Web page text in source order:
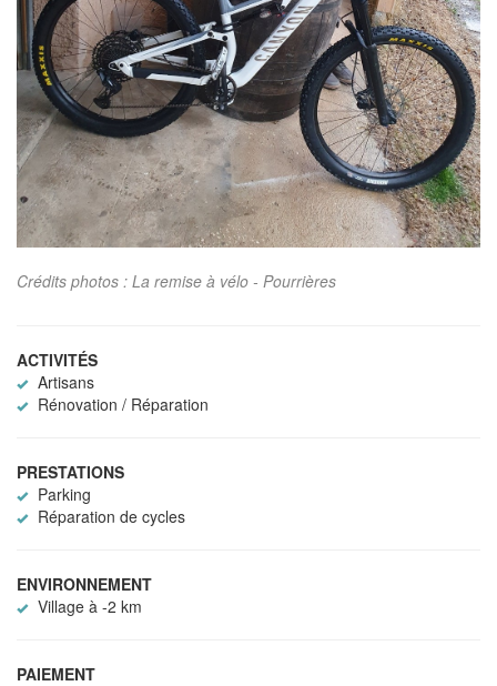
Crédits photos : La remise à vélo - Pourrières
ACTIVITÉS
Artisans
Rénovation / Réparation
PRESTATIONS
Parking
Réparation de cycles
ENVIRONNEMENT
Village à -2 km
PAIEMENT